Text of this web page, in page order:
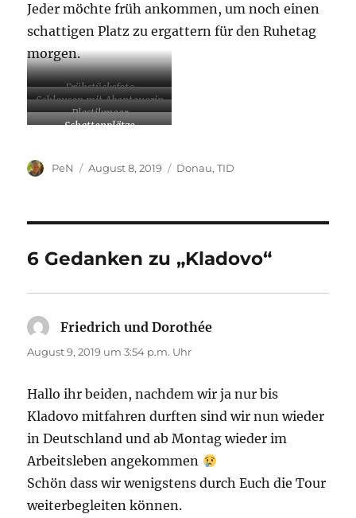
Jeder möchte früh ankommen, um noch einen
schattigen Platz zu ergattern für den Ruhetag
morgen.
Frühstücksfoto
Schleusen mit Abenteuerin
Plastikmeer
Schattenplätze
Autor
PeN
Veröffentlicht
August 8, 2019 Kategorien
Donau,TID
6 Gedanken zu „Kladovo“
Friedrich und Dorothée
August 9, 2019 um 3:54 p.m. Uhr
Hallo ihr beiden, nachdem wir ja nur bis
Kladovo mitfahren durften sind wir nun wieder
in Deutschland und ab Montag wieder im
Arbeitsleben angekommen
Schön dass wir wenigstens durch Euch die Tour
weiterbegleiten können.